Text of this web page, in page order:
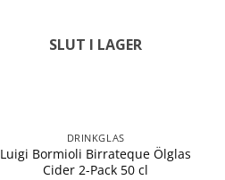
SLUT I LAGER
DRINKGLAS
Luigi Bormioli Birrateque Ölglas
Cider 2-Pack 50 cl